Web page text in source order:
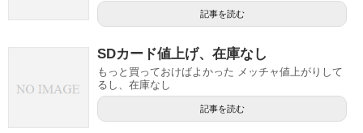
記事を読む
SDカード値上げ、在庫なし
もっと買っておけばよかった メッチャ値上がりして
るし、在庫なし
記事を読む